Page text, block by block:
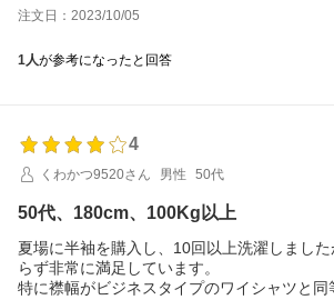
注文日：2023/10/05
1人が参考になったと回答
4
くわかつ9520さん
男性 50代
50代、180cm、100Kg以上
夏場に半袖を購入し、10回以上洗濯しまし
らず非常に満足しています。
特に襟幅がビジネスタイプのワイシャツと同